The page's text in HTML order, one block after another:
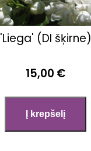
'Liega' (DI šķirne)
15,00 €